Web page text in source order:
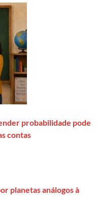
probabilidade pode
contas
planetas análogos à